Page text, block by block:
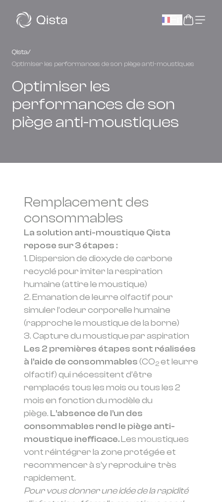
Qista/
Optimiser les performances de son piège anti-moustiques
Optimiser les
performances de son
piège anti-moustiques
Remplacement des
consommables
La solution anti-moustique Qista
repose sur 3 étapes :
1. Dispersion de dioxyde de carbone
recyclé pour imiter la respiration
humaine (attire le moustique)
2. Emanation de leurre olfactif pour
simuler l’odeur corporelle humaine
(rapproche le moustique de la borne)
3. Capture du moustique par aspiration
Les 2 premières étapes sont réalisées
à l’aide de consommables (CO2 et leurre
olfactif) qui nécessitent d’être
remplacés tous les mois ou tous les 2
mois en fonction du modèle du
piège. L’absence de l’un des
consommables rend le piège anti-
moustique inefficace.Les moustiques
vont réintégrer la zone protégée et
recommencer à s’y reproduire très
rapidement.
Pour vous donner une idée de la rapidité